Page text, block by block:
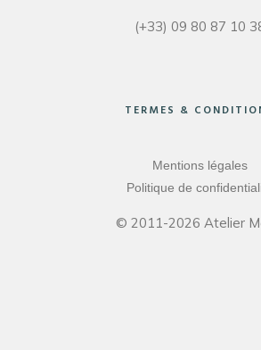
(+33) 09 80 87 10
TERMES &
Mentions légales
Politique de
© 2011-2026 Atelier